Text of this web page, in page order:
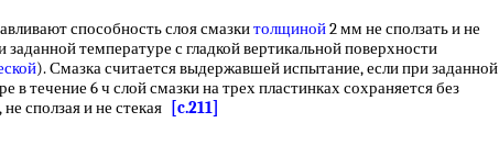
способность слоя смазкитолщиной2 мм не сползать и не
заданной температуре с гладкой вертикальной поверхности
). Смазка считается выдержавшей испытание, если при заданной
в течение 6 ч слой смазки на трех пластинках сохраняется без
сползая и не стекая
[c.211]